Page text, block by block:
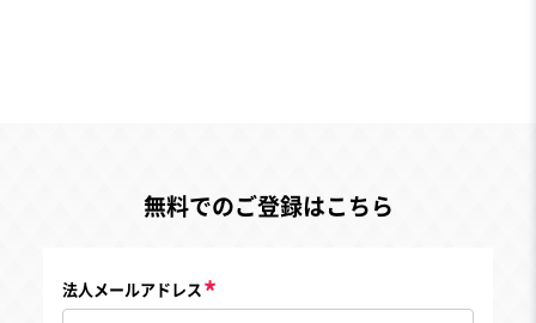
無料でのご登録はこちら
法人メールアドレス